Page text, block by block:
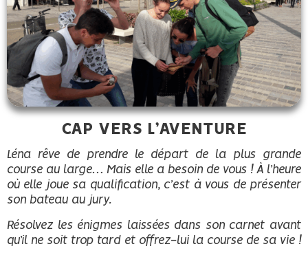
CAP VERS L’AVENTURE
Léna rêve de prendre le départ de la plus grande
course au large… Mais elle a besoin de vous ! À l’heure
où elle joue sa qualification, c’est à vous de présenter
son bateau au jury.
Résolvez les énigmes laissées dans son carnet avant
qu’il ne soit trop tard et offrez-lui la course de sa vie !